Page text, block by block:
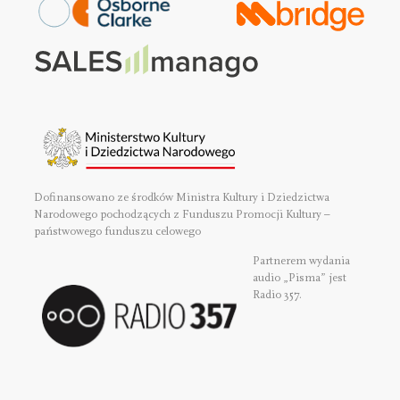
Dofinansowano ze środków Ministra Kultury i Dziedzictwa
Narodowego pochodzących z Funduszu Promocji Kultury –
państwowego funduszu celowego
Partnerem wydania
audio „Pisma” jest
Radio 357.